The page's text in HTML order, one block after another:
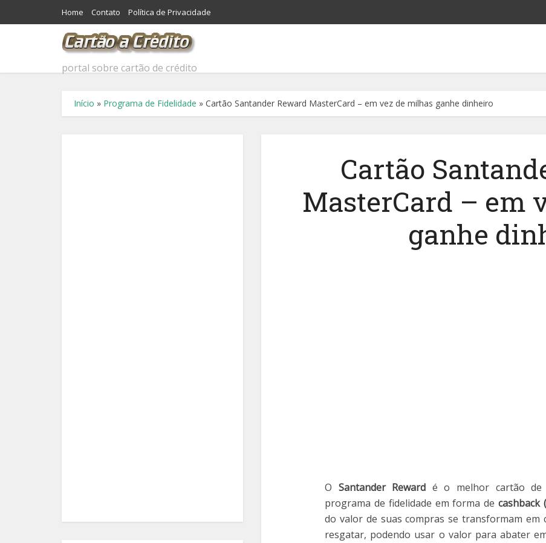
Home Contato Política de Privacidade
portal sobre cartão de crédito
Início » Programa de Fidelidade » Cartão Santander Reward MasterCard – em vez de milhas ganhe dinheiro
Cartão
MasterCard – em
ganhe
O Santander Reward é o melhor cartão de
programa de fidelidade em forma de cashback
do valor de suas compras se transformam em
resgatar, podendo usar o valor para abater